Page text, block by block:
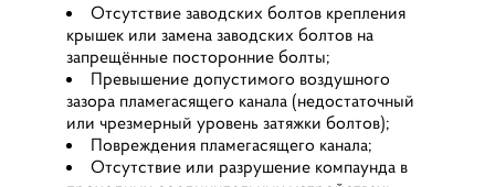
Отсутствие заводских болтов крепления
крышек или замена заводских болтов на
запрещённые посторонние болты;
Превышение допустимого воздушного
зазора пламегасящего канала (недостаточный
или чрезмерный уровень затяжки болтов);
Повреждения пламегасящего канала;
Отсутствие или разрушение компаунда в